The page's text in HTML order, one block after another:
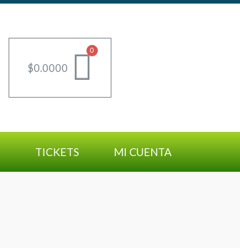
$0.0000
TICKETS MI CUENTA